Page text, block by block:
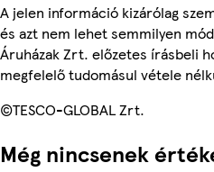
A jelen információ kizárólag
és azt nem lehet semmilyen
Áruházak Zrt. előzetes írásbeli
megfelelő tudomásul vétele
©TESCO-GLOBAL Zrt.
Még nincsenek